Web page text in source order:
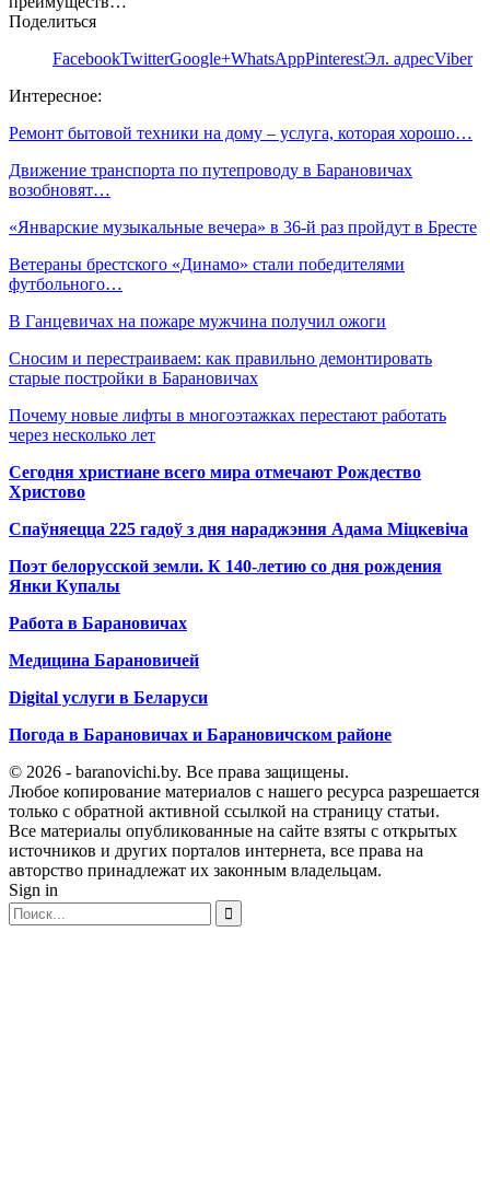
Поделиться
FacebookTwitterGoogle+WhatsAppPinterestЭл. адресViber
Интересное:
Ремонт бытовой техники на дому – услуга, которая хорошо…
Движение транспорта по путепроводу в Барановичах
возобновят…
«Январские музыкальные вечера» в 36-й раз пройдут в Бресте
Ветераны брестского «Динамо» стали победителями
футбольного…
В Ганцевичах на пожаре мужчина получил ожоги
Сносим и перестраиваем: как правильно демонтировать
старые постройки в Барановичах
Почему новые лифты в многоэтажках перестают работать
через несколько лет
Сегодня христиане всего мира отмечают Рождество
Христово
Спаўняецца 225 гадоў з дня нараджэння Адама Міцкевіча
Поэт белорусской земли. К 140-летию со дня рождения
Янки Купалы
Работа в Барановичах
Медицина Барановичей
Digital услуги в Беларуси
Погода в Барановичах и Барановичском районе
© 2026 - baranovichi.by. Все права защищены.
Любое копирование материалов с нашего ресурса разрешается
только с обратной активной ссылкой на страницу статьи.
Все материалы опубликованные на сайте взяты с открытых
источников и других порталов интернета, все права на
авторство принадлежат их законным владельцам.
Sign in